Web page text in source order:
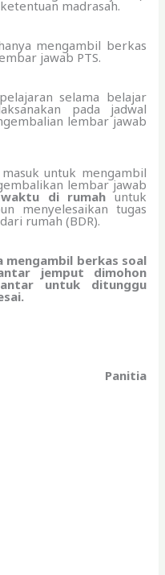
madrasah.
mengambil berkas
jawab PTS.
selama belajar
pada jadwal
lembar jawab
untuk mengambil
lembar jawab
di rumah untuk
menyelesaikan tugas
rumah (BDR).
mengambil berkas soal
jemput dimohon
untuk ditunggu
Panitia